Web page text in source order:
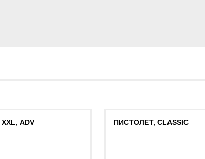
ADV ПИСТОЛЕТ, CLASSIC